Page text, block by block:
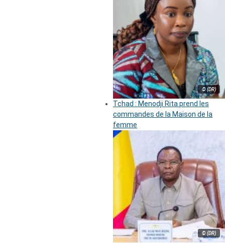
© (DR)
Tchad : Menodji Rita prend les
commandes de la Maison de la
femme
© (DR)